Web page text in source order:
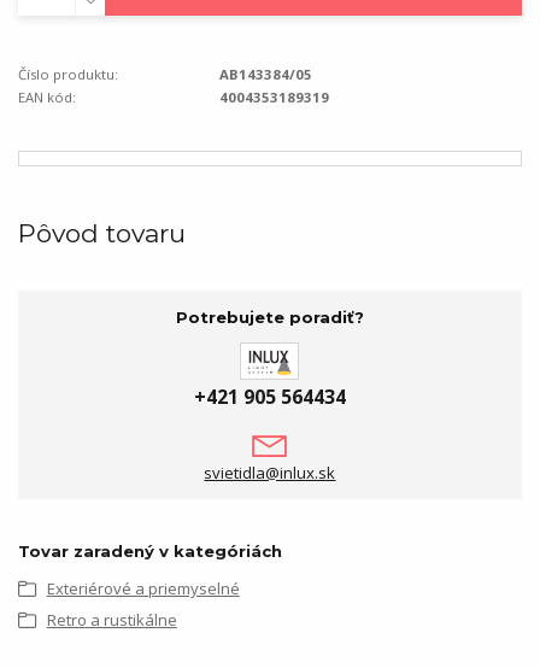
Číslo produktu:
AB143384/05
EAN kód:
4004353189319
Pôvod tovaru
Potrebujete poradiť?
+421 905 564434
svietidla@inlux.sk
Tovar zaradený v kategóriách
Exteriérové a priemyselné
Retro a rustikálne